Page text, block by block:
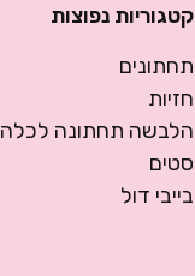
קטגוריות נפוצות
תחתונים
חזיות
הלבשה תחתונה לכלה
סטים
בייבי דול